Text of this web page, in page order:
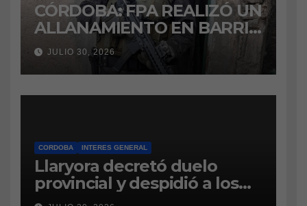
CÓRDOBA: FPA REALIZÓ UN
ALLANAMIENTO EN BARRIO
VILLA BOEDO
RELACIONADO CON UNA
CAUSA DE DROGAS EN LA
CÁRCEL DE BOUWER
JULIO 30, 2026
CORDOBA INTERES GENERAL
Llaryora decretó duelo
provincial y despidió a los
bomberos cordobeses